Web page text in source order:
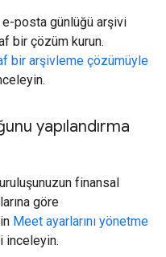
e-posta günlüğü arşivi
bir çözüm kurun.
bir arşivleme çözümüyle
yapılandırma
finansal
göre
Meet ayarlarını yönetme
inceleyin.